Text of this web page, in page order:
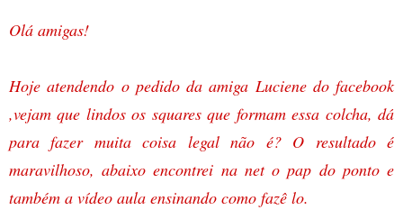
Olá amigas!
Hoje atendendo o pedido da amiga Luciene do facebook
,vejam que lindos os squares que formam essa colcha, dá
para fazer muita coisa legal não é? O resultado é
maravilhoso, abaixo encontrei na net o pap do ponto e
também a vídeo aula ensinando como fazê lo.